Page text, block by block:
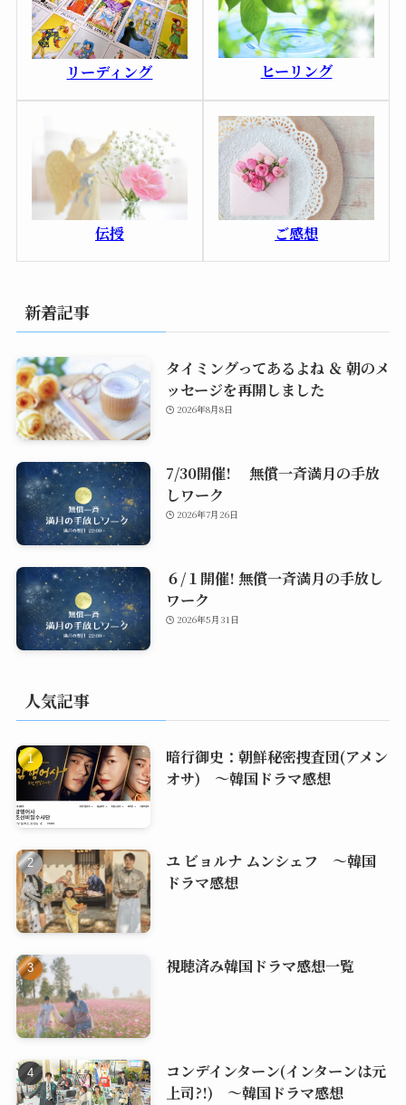
リーディング ヒーリング
伝授 ご感想
新着記事
タイミングってあるよね ＆ 朝のメ
ッセージを再開しました
2026年8月8日
7/30開催! 無償一斉満月の手放
しワーク
2026年7月26日
６/１開催! 無償一斉満月の手放し
ワーク
2026年5月31日
人気記事
暗行御史：朝鮮秘密捜査団(アメン
オサ) ～韓国ドラマ感想
ユ ビョルナ ムンシェフ ～韓国
ドラマ感想
視聴済み韓国ドラマ感想一覧
コンデインターン(インターンは元
上司?!) ～韓国ドラマ感想